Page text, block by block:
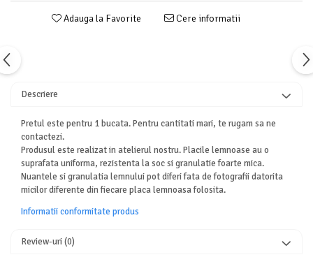
Adauga la Favorite Cere informatii
Descriere
Pretul este pentru 1 bucata. Pentru cantitati mari, te rugam sa ne
contactezi.
Produsul este realizat in atelierul nostru. Placile lemnoase au o
suprafata uniforma, rezistenta la soc si granulatie foarte mica.
Nuantele si granulatia lemnului pot diferi fata de fotografii datorita
micilor diferente din fiecare placa lemnoasa folosita.
Informatii conformitate produs
Review-uri(0)